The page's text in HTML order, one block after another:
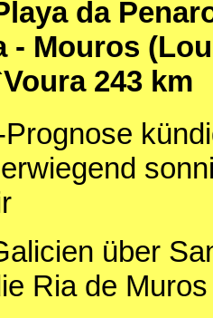
da
- Mouros
243 km
Prognose
über
Ria de